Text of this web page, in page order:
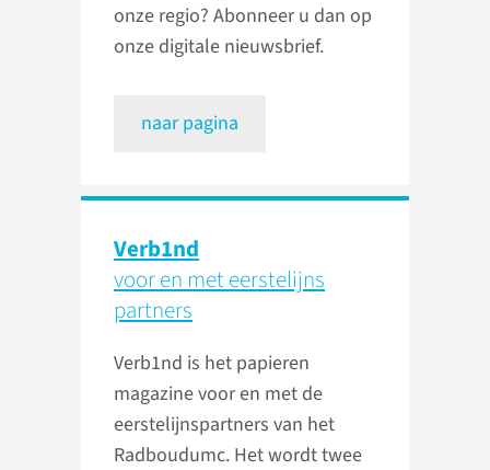
onze regio? Abonneer u dan op
onze digitale nieuwsbrief.
naar pagina
Verb1nd
voor en met eerstelijns
partners
Verb1nd is het papieren
magazine voor en met de
eerstelijnspartners van het
Radboudumc. Het wordt twee